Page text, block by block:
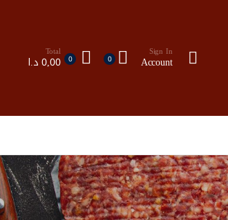
Sign In
Account
0
0
Total
0,00د.ا